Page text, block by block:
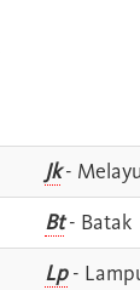
Jk-
Bt- Batak
Lp-